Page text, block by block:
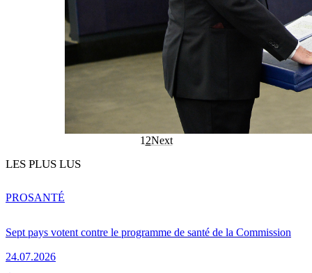
1 2Next
LES PLUS LUS
Sept pays votent contre le programme de santé de la Commission
24.07.2026
PROSANTÉ